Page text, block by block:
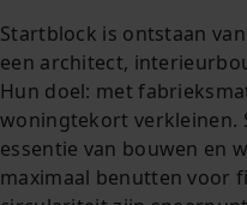
Startblock is ontstaan
een architect,
Hun doel: met
woningtekort verkleinen.
essentie van bouwen en
maximaal benutten voor